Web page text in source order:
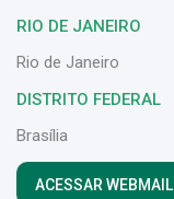
RIO DE JANEIRO
Rio de Janeiro
DISTRITO FEDERAL
Brasília
ACESSAR WEBMAIL